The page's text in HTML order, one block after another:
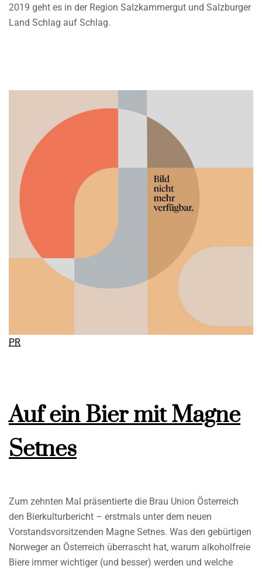
2019 geht es in der Region Salzkammergut und Salzburger
Land Schlag auf Schlag.
PR
Auf ein Bier mit Magne
Setnes
Zum zehnten Mal präsentierte die Brau Union Österreich
den Bierkulturbericht – erstmals unter dem neuen
Vorstandsvorsitzenden Magne Setnes. Was den gebürtigen
Norweger an Österreich überrascht hat, warum alkoholfreie
Biere immer wichtiger (und besser) werden und welche